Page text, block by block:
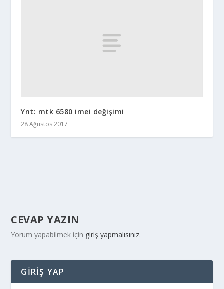
Ynt: mtk 6580 imei değişimi
28 Ağustos 2017
CEVAP YAZIN
Yorum yapabilmek için giriş yapmalısınız.
GIRIŞ YAP